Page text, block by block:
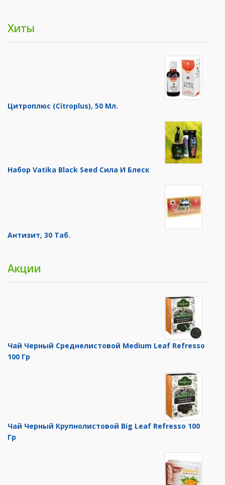
Хиты
Цитроплюс (Citroplus), 50 Мл.
Набор Vatika Black Seed Сила И Блеск
Антизит, 30 Таб.
Акции
Чай Черный Среднелистовой Medium Leaf Refresso
100 Гр
Чай Черный Крупнолистовой Big Leaf Refresso 100
Гр